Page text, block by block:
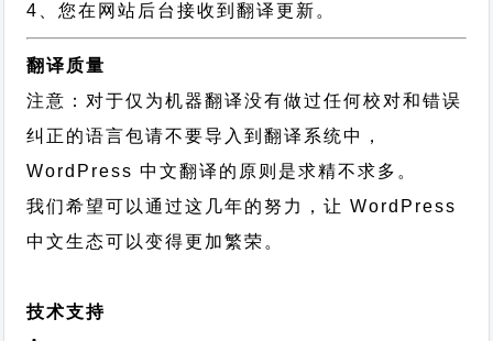
4、您在网站后台接收到翻译更新。
翻译质量
注意：对于仅为机器翻译没有做过任何校对和错误
纠正的语言包请不要导入到翻译系统中，
WordPress 中文翻译的原则 是求精不求多。
我们希望可以通过这几年的努力，让 WordPress
中文生态可以变得更加繁荣。
技术支持